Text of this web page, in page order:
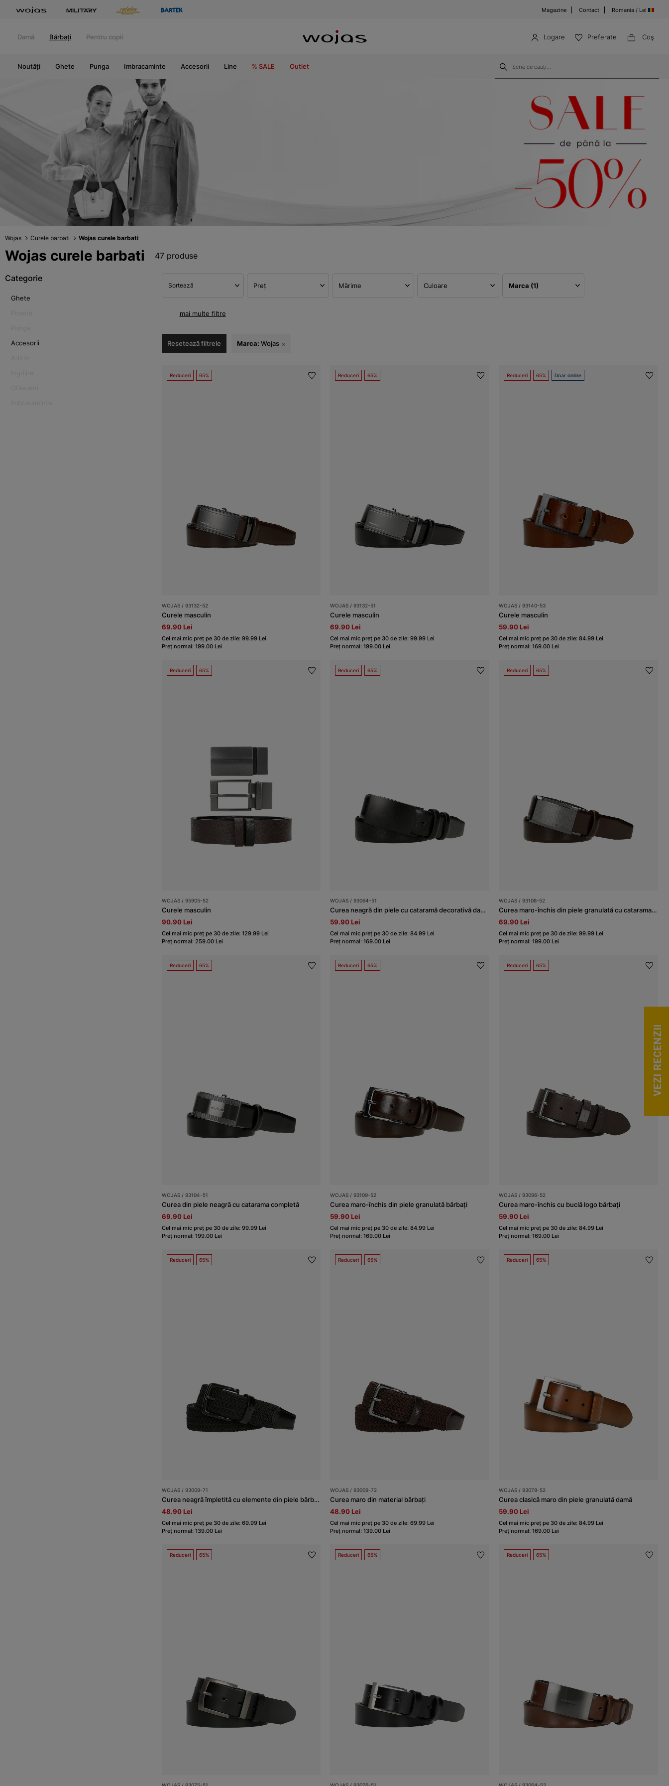
Magazine Contact Romania / Lei
Damă Bărbați Pentru copii Logare Preferate Coş
Noutăți Ghete Punga Imbracaminte Accesorii Line % SALE Outlet
Wojas Curele barbati Wojas curele barbati
Wojas curele barbati 47 produse
Categorie
Ghete
Accesorii
Sortează Preț Mărime Culoare Marca (1)
mai multe filtre
Resetează filtrele Marca: Wojas
Reduceri 65%
WOJAS / 93132-52
Curele masculin
69.90 Lei
Cel mai mic preț pe 30 de zile: 99.99 Lei
Preț normal: 199.00 Lei
Reduceri 65%
WOJAS / 93132-51
Curele masculin
69.90 Lei
Cel mai mic preț pe 30 de zile: 99.99 Lei
Preț normal: 199.00 Lei
Reduceri 65% Doar online
WOJAS / 93140-53
Curele masculin
59.90 Lei
Cel mai mic preț pe 30 de zile: 84.99 Lei
Preț normal: 169.00 Lei
Reduceri 65%
WOJAS / 95905-52
Curele masculin
90.90 Lei
Cel mai mic preț pe 30 de zile: 129.99 Lei
Preț normal: 259.00 Lei
Reduceri 65%
WOJAS / 93064-51
Curea neagră din piele cu cataramă decorativă damă
59.90 Lei
Cel mai mic preț pe 30 de zile: 84.99 Lei
Preț normal: 169.00 Lei
Reduceri 65%
WOJAS / 93108-52
Curea maro-închis din piele granulată cu catarama completă
69.90 Lei
Cel mai mic preț pe 30 de zile: 99.99 Lei
Preț normal: 199.00 Lei
Reduceri 65%
WOJAS / 93104-51
Curea din piele neagră cu catarama completă
69.90 Lei
Cel mai mic preț pe 30 de zile: 99.99 Lei
Preț normal: 199.00 Lei
Reduceri 65%
WOJAS / 93109-52
Curea maro-închis din piele granulată bărbați
59.90 Lei
Cel mai mic preț pe 30 de zile: 84.99 Lei
Preț normal: 169.00 Lei
Reduceri 65%
WOJAS / 93096-52
Curea maro-închis cu buclă logo bărbați
59.90 Lei
Cel mai mic preț pe 30 de zile: 84.99 Lei
Preț normal: 169.00 Lei
Reduceri 65%
WOJAS / 93009-71
Curea neagră împletită cu elemente din piele bărbați
48.90 Lei
Cel mai mic preț pe 30 de zile: 69.99 Lei
Preț normal: 139.00 Lei
Reduceri 65%
WOJAS / 93009-72
Curea maro din material bărbați
48.90 Lei
Cel mai mic preț pe 30 de zile: 69.99 Lei
Preț normal: 139.00 Lei
Reduceri 65%
WOJAS / 93078-52
Curea clasică maro din piele granulată damă
59.90 Lei
Cel mai mic preț pe 30 de zile: 84.99 Lei
Preț normal: 169.00 Lei
Reduceri 65% Reduceri 65% Reduceri 65%
VEZI RECENZII